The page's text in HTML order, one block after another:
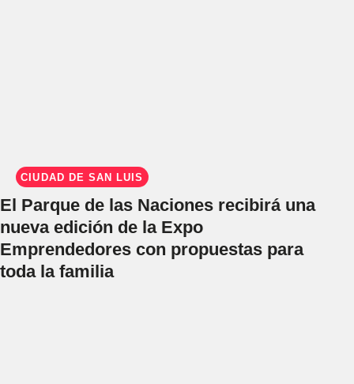
CIUDAD DE SAN LUIS
El Parque de las Naciones recibirá una
nueva edición de la Expo
Emprendedores con propuestas para
toda la familia